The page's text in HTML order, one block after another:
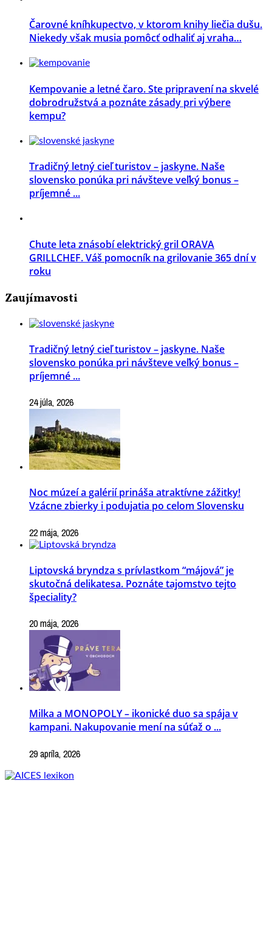
Čarovné kníhkupectvo, v ktorom knihy liečia dušu.
Niekedy však musia pomôcť odhaliť aj vraha…
Kempovanie a letné čaro. Ste pripravení na skvelé
dobrodružstvá a poznáte zásady pri výbere
kempu?
Tradičný letný cieľ turistov – jaskyne. Naše
slovensko ponúka pri návšteve veľký bonus –
príjemné ...
Chute leta znásobí elektrický gril ORAVA
GRILLCHEF. Váš pomocník na grilovanie 365 dní v
roku
Zaujímavosti
Tradičný letný cieľ turistov – jaskyne. Naše
slovensko ponúka pri návšteve veľký bonus –
príjemné ...
24 júla, 2026
Noc múzeí a galérií prináša atraktívne zážitky!
Vzácne zbierky i podujatia po celom Slovensku
22 mája, 2026
Liptovská bryndza s prívlastkom “májová” je
skutočná delikatesa. Poznáte tajomstvo tejto
špeciality?
20 mája, 2026
Milka a MONOPOLY – ikonické duo sa spája v
kampani. Nakupovanie mení na súťaž o ...
29 apríla, 2026